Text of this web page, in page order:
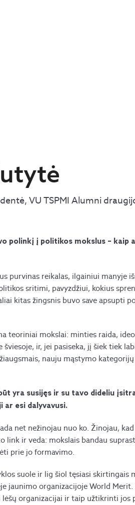
VU TSPMI Alumni
polinkį į politikos mokslus –
purvinas reikalas, ilgainiui manyje
sritimi, pavyzdžiui, kokius
kitas žingsnis buvo save apsupti
teoriniai mokslai: minties raida,
ir, jei pasiseka, jį šiek tiek
nauju mąstymo
yra susijęs ir su tavo dideliu
ar esi dalyvavusi.
net nežinojau nuo ko. Žinojau,
link ir veda: mokslais bandau
prie jo formavimo.
suole ir lig šiol tęsiasi
jaunimo organizacijoje World
organizacijai ir taip užtikrinti jos